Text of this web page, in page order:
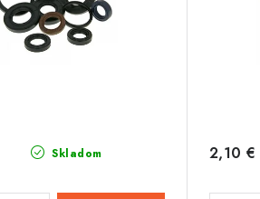
Skladom 2,10 €